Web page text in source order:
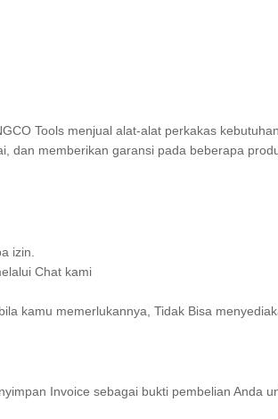
Tools menjual alat-alat perkakas
dan memberikan garansi pada beberapa
izin.
Chat kami
kamu memerlukannya, Tidak Bisa
Invoice sebagai bukti pembelian Anda